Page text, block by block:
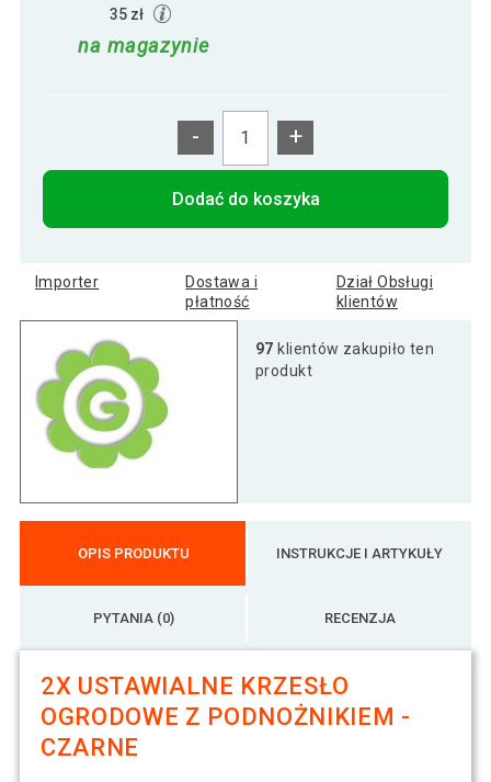
35 zł
na magazynie
- +
Dodać do koszyka
Importer
Dostawa i
płatność
Dział Obsługi
klientów
97 klientów zakupiło ten
produkt
OPIS PRODUKTU INSTRUKCJE I ARTYKUŁY
PYTANIA (0) RECENZJA
2X USTAWIALNE KRZESŁO
OGRODOWE Z PODNOŻNIKIEM -
CZARNE